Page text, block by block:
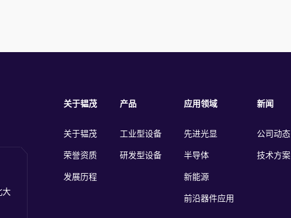
大
关于韫茂
关于韫茂
荣誉资质
发展历程
产品
工业型设备
研发型设备
应用领域
先进光显
半导体
新能源
前沿器件应用
新闻
公司动态
技术方案